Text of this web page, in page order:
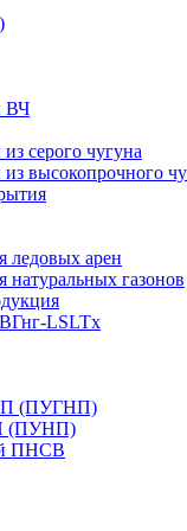
ВЧ
серого чугуна
высокопрочного
ледовых арен
газонов
LSLTx
(ПУГНП)
(ПУНП)
ПНСВ